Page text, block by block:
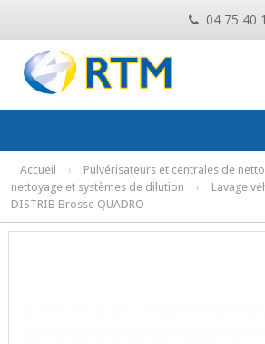
04 75 40
Accueil › Pulvérisateurs et centrales de
nettoyage et systèmes de dilution
› Lavage
DISTRIB Brosse QUADRO